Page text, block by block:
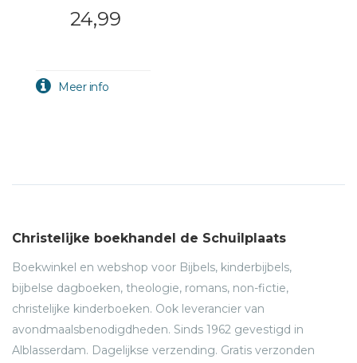
24,99
Christelijke boekhandel de Schuilplaats
Boekwinkel en webshop voor Bijbels, kinderbijbels,
bijbelse dagboeken, theologie, romans, non-fictie,
christelijke kinderboeken. Ook leverancier van
avondmaalsbenodigdheden. Sinds 1962 gevestigd in
Alblasserdam. Dagelijkse verzending. Gratis verzonden